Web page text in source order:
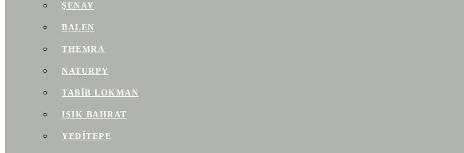
ŞENAY
BALEN
THEMRA
NATURPY
TABIB LOKMAN
IŞIK BAHRAT
YEDITEPE